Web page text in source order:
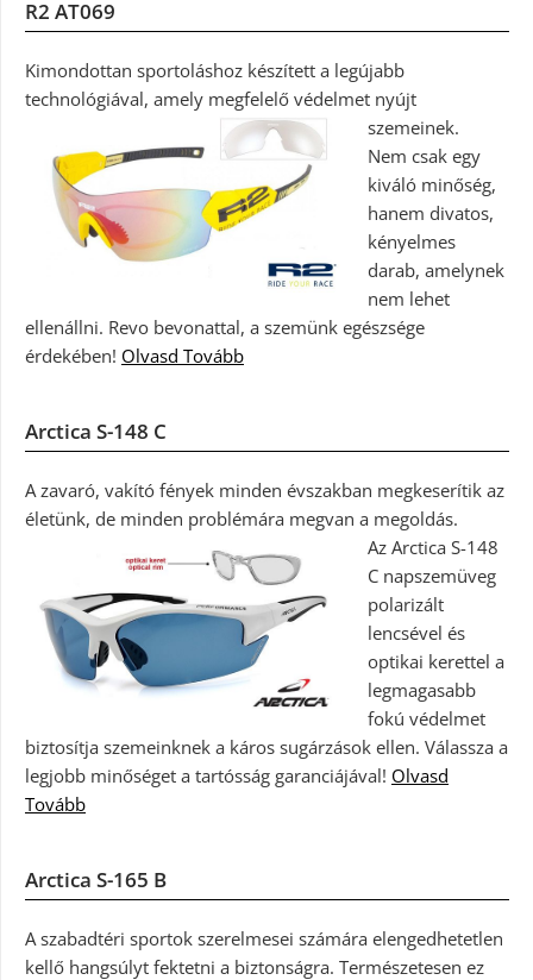
R2 AT069
Kimondottan sportoláshoz készített a legújabb
technológiával, amely megfelelő védelmet nyújt
szemeinek.
Nem csak egy
kiváló minőség,
hanem divatos,
kényelmes
darab, amelynek
nem lehet
ellenállni. Revo bevonattal, a szemünk egészsége
érdekében! Olvasd Tovább
Arctica S-148 C
A zavaró, vakító fények minden évszakban megkeserítik az
életünk, de minden problémára megvan a megoldás.
Az Arctica S-148
C napszemüveg
polarizált
lencsével és
optikai kerettel a
legmagasabb
fokú védelmet
biztosítja szemeinknek a káros sugárzások ellen. Válassza a
legjobb minőséget a tartósság garanciájával! Olvasd
Tovább
Arctica S-165 B
A szabadtéri sportok szerelmesei számára elengedhetetlen
kellő hangsúlyt fektetni a biztonságra. Természetesen ez